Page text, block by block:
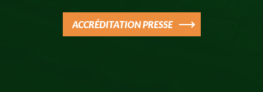
ACCRÉDITATION PRESSE